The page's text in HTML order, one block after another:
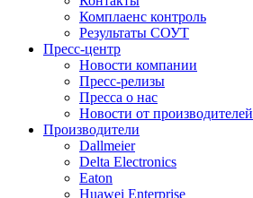
Комплаенс контроль
Результаты СОУТ
Пресс-центр
Новости компании
Пресс-релизы
Пресса о нас
Новости от производителей
Производители
Dallmeier
Delta Electronics
Eaton
Huawei Enterprise